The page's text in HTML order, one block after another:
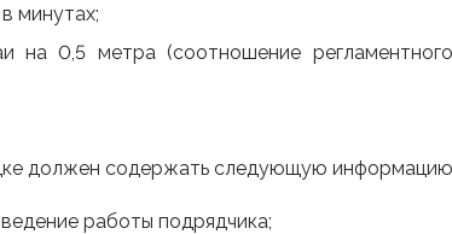
минутах;
на 0,5 метра (соотношение
должен содержать следующую
работы подрядчика;